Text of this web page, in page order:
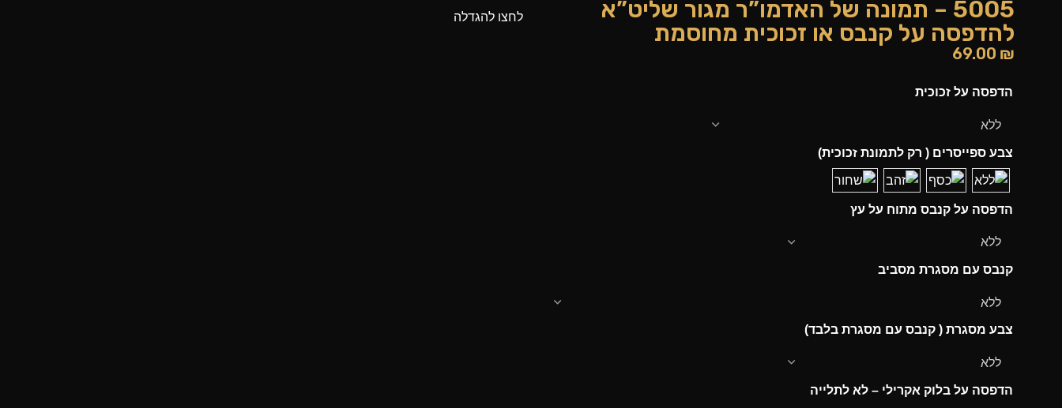
5005 – תמונה של האדמו”ר מגור שליט”א
להדפסה על קנבס או זכוכית מחוסמת
69.00 ₪
הדפסה על זכוכית
צבע ספייסרים ( רק לתמונת זכוכית)
הדפסה על קנבס מתוח על עץ
קנבס עם מסגרת מסביב
צבע מסגרת ( קנבס עם מסגרת בלבד)
הדפסה על בלוק אקרילי – לא לתלייה
לחצו להגדלה